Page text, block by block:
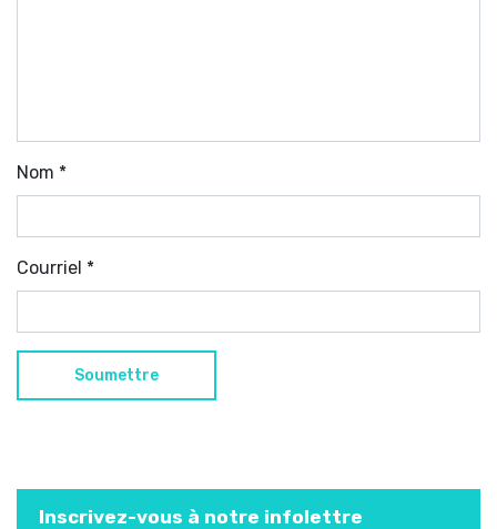
Nom *
Courriel *
Inscrivez-vous à notre infolettre